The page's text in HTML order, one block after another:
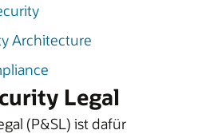
Architecture
Legal
(P&SL) ist dafür